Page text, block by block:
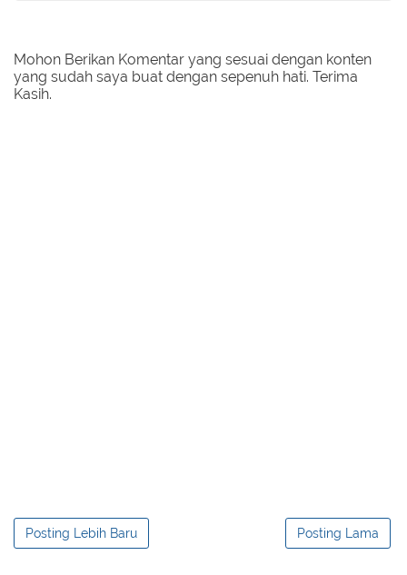
Mohon Berikan Komentar yang sesuai dengan konten
yang sudah saya buat dengan sepenuh hati. Terima
Kasih.
Posting Lebih Baru Posting Lama